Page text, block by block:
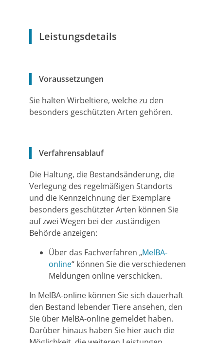
Leistungsdetails
Voraussetzungen
Sie halten Wirbeltiere, welche zu den
besonders geschützten Arten gehören.
Verfahrensablauf
Die Haltung, die Bestandsänderung, die
Verlegung des regelmäßigen Standorts
und die Kennzeichnung der Exemplare
besonders geschützter Arten können Sie
auf zwei Wegen bei der zuständigen
Behörde anzeigen:
Über das Fachverfahren „MelBA-
online“ können Sie die verschiedenen
Meldungen online verschicken.
In MelBA-online können Sie sich dauerhaft
den Bestand lebender Tiere ansehen, den
Sie über MelBA-online gemeldet haben.
Darüber hinaus haben Sie hier auch die